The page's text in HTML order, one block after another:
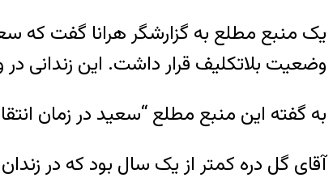
وضعیت بلاتکلیف قرار داشت. این زندانی
به گفته این منبع مطلع “سعید در زمان
آقای گل دره کمتر از یک سال بود که در